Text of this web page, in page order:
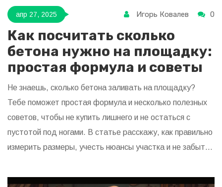
апр 27, 2025 Игорь Ковалев 0
Как посчитать сколько
бетона нужно на площадку:
простая формула и советы
Не знаешь, сколько бетона заливать на площадку?
Тебе поможет простая формула и несколько полезных
советов, чтобы не купить лишнего и не остаться с
пустотой под ногами. В статье расскажу, как правильно
измерить размеры, учесть нюансы участка и не забыть
хитрости для экономии. Всё написано понятным языком,